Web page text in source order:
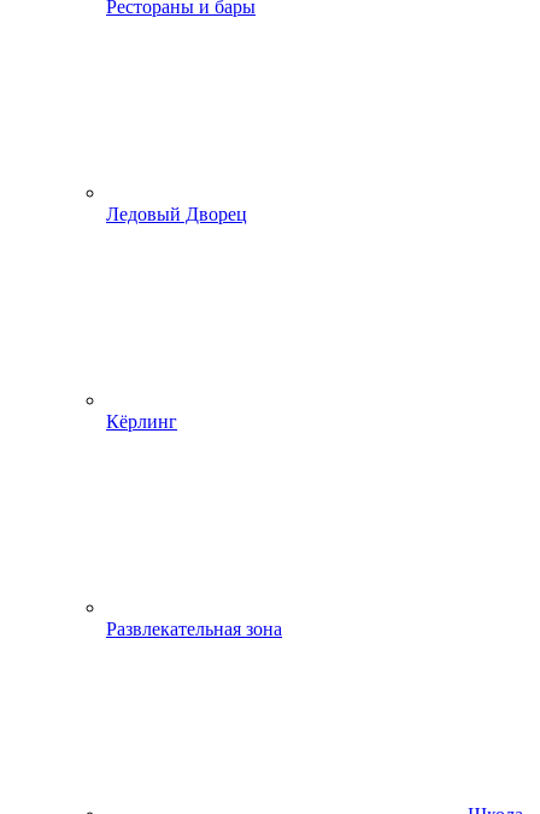
Рестораны и бары
Ледовый Дворец
Кёрлинг
Развлекательная зона